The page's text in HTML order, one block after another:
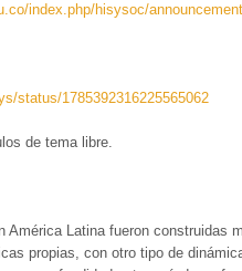
index.php/hisysoc/
status/1785392316225565062
de tema libre.
América Latina fueron construidas
propias, con otro tipo de